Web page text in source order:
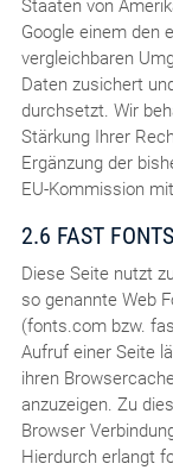
Staaten von
Google einem den
vergleichbaren
Daten zusichert
durchsetzt. Wir
Stärkung Ihrer
Ergänzung der
EU-Kommission
2.6 FAST FONTS
Diese Seite nutzt
so genannte Web
(fonts.com bzw.
Aufruf einer Seite
ihren
anzuzeigen. Zu
Browser
Hierdurch erlangt